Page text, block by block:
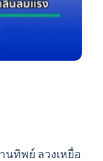
นทิพย์ ลวงเหยื่อ